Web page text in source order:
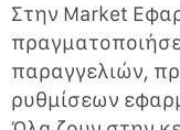
Στην Market
παραγγελιών,
ρυθμίσεων